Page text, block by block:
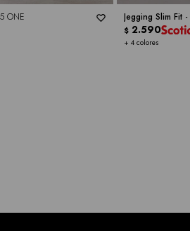
ONE Jegging Slim Fit -
+ 4 colores
$ 2.590